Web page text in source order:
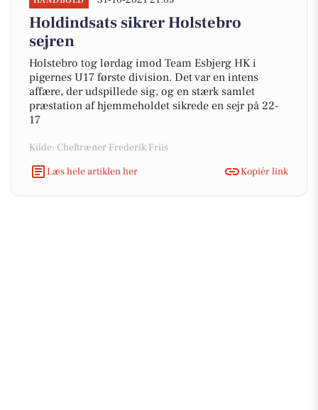
Holdindsats sikrer Holstebro
sejren
Holstebro tog lørdag imod Team Esbjerg HK i
pigernes U17 første division. Det var en intens
affære, der udspillede sig, og en stærk samlet
præstation af hjemmeholdet sikrede en sejr på 22-
17
Kilde: Cheftræner Frederik Friis
Læs hele artiklen her
Kopiér link